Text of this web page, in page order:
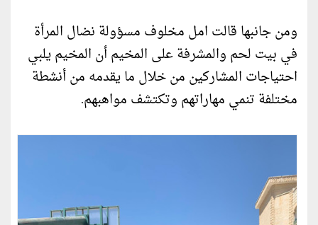
ومن جانبها قالت امل مخلوف مسؤولة نضال المرأة
في بيت لحم والمشرفة على المخيم أن المخيم يلبي
احتياجات المشاركين من خلال ما يقدمه من أنشطة
مختلفة تنمي مهاراتهم وتكتشف مواهبهم.